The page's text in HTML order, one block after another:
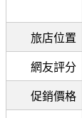
旅店位置
網友評分
促銷價格